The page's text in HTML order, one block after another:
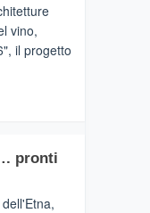
vino,
il progetto
pronti